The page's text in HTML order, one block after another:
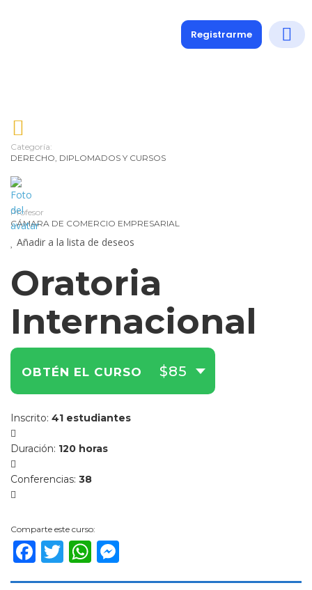
Registrarme
Categoría:
DERECHO, DIPLOMADOS Y CURSOS
Profesor
CÁMARA DE COMERCIO EMPRESARIAL
Añadir a la lista de deseos
Oratoria
Internacional
OBTÉN EL CURSO $85
Inscrito: 41 estudiantes
Duración: 120 horas
Conferencias: 38
Comparte este curso:
Facebook
TwitterWhatsApp